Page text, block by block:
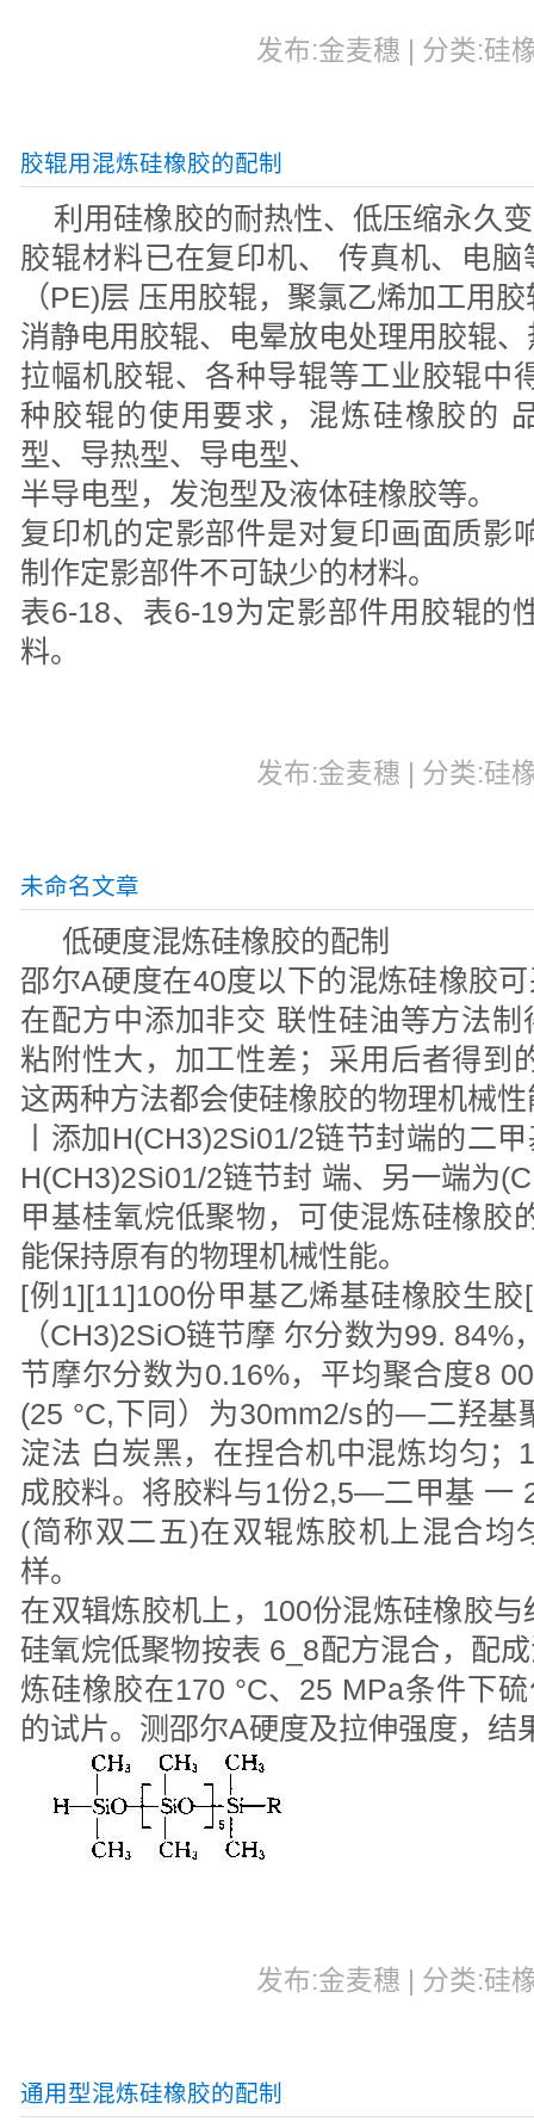
发布:金麦穗 | 分类:硅
胶辊用混炼硅橡胶的配制
利用硅橡胶的耐热性、低压缩永久
胶辊材料已在复印机、 传真机、电
（PE)层 压用胶辊，聚氯乙烯加工用
消静电用胶辊、电晕放电处理用胶辊
拉幅机胶辊、各种导辊等工业胶辊中
种胶辊的使用要求，混炼硅橡胶的
型、导热型、导电型、
半导电型，发泡型及液体硅橡胶等。
复印机的定影部件是对复印画面质影
制作定影部件不可缺少的材料。
表6-18、表6-19为定影部件用胶辊的
料。
发布:金麦穗 | 分类:硅
未命名文章
低硬度混炼硅橡胶的配制
邵尔A硬度在40度以下的混炼硅橡胶
在配方中添加非交 联性硅油等方法
粘附性大，加工性差；采用后者得到
这两种方法都会使硅橡胶的物理机械
丨添加H(CH3)2Si01/2链节封端的二
H(CH3)2Si01/2链节封 端、另一端为
甲基桂氧烷低聚物，可使混炼硅橡胶
能保持原有的物理机械性能。
[例1][11]100份甲基乙烯基硅橡胶生
（CH3)2SiO链节摩 尔分数为99. 84%
节摩尔分数为0.16%，平均聚合度8
(25 °C,下同）为30mm2/s的—二羟基
淀法 白炭黑，在捏合机中混炼均匀；
成胶料。将胶料与1份2,5—二甲基 一
(简称双二五)在双辊炼胶机上混合均
样。
在双辑炼胶机上，100份混炼硅橡胶
硅氧烷低聚物按表 6_8配方混合，配
炼硅橡胶在170 °C、25 MPa条件下
的试片。测邵尔A硬度及拉伸强度，结
发布:金麦穗 | 分类:硅
通用型混炼硅橡胶的配制